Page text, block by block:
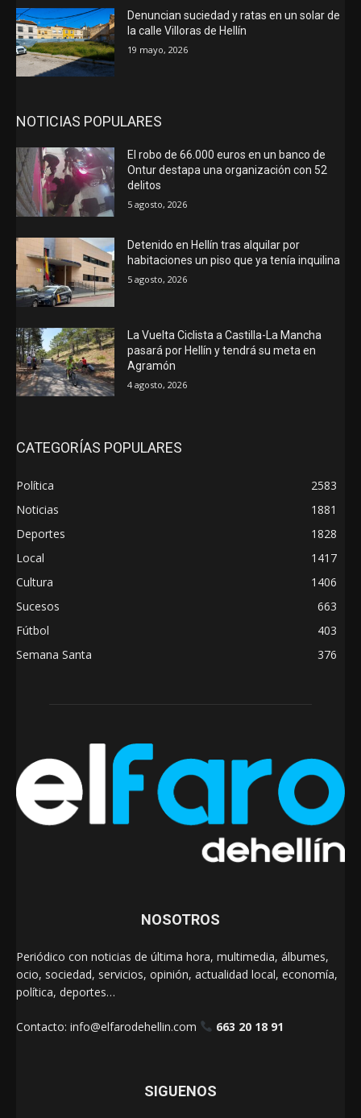
Denuncian suciedad y ratas en un solar de
la calle Villoras de Hellín
19 mayo, 2026
NOTICIAS POPULARES
El robo de 66.000 euros en un banco de
Ontur destapa una organización con 52
delitos
5 agosto, 2026
Detenido en Hellín tras alquilar por
habitaciones un piso que ya tenía inquilina
5 agosto, 2026
La Vuelta Ciclista a Castilla-La Mancha
pasará por Hellín y tendrá su meta en
Agramón
4 agosto, 2026
CATEGORÍAS POPULARES
Política
2583
Noticias
1881
Deportes
1828
Local
1417
Cultura
1406
Sucesos
663
Fútbol
403
Semana Santa
376
NOSOTROS
Periódico con noticias de última hora, multimedia, álbumes,
ocio, sociedad, servicios, opinión, actualidad local, economía,
política, deportes…
Contacto: info@elfarodehellin.com 663 20 18 91
SIGUENOS